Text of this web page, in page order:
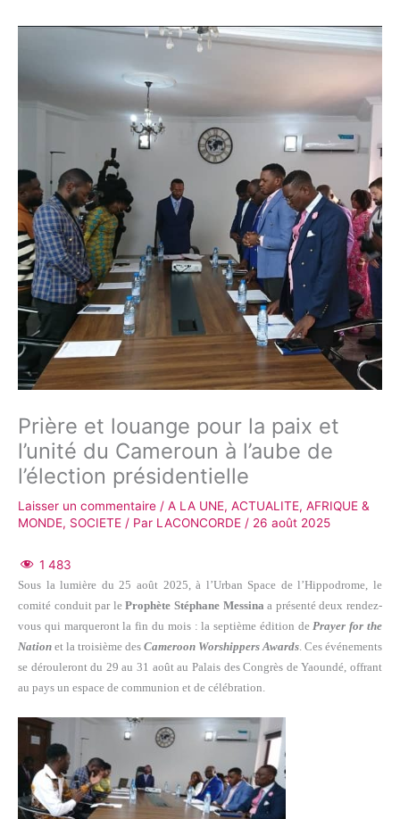
Prière et louange pour la paix et
l’unité du Cameroun à l’aube de
l’élection présidentielle
Laisser un commentaire / A LA UNE, ACTUALITE, AFRIQUE &
MONDE, SOCIETE / Par LACONCORDE / 26 août 2025
1 483
Sous la lumière du 25 août 2025, à l’Urban Space de l’Hippodrome, le
comité conduit par leProphète Stéphane Messina a présenté deux rendez-
vous qui marqueront la fin du mois : la septième édition dePrayer for the
Nation et la troisième des Cameroon Worshippers Awards. Ces événements
se dérouleront du 29 au 31 août au Palais des Congrès de Yaoundé, offrant
au pays un espace de communion et de célébration.